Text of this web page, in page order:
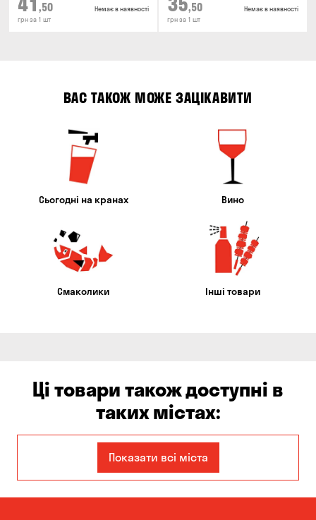
,50
грн за 1 шт
Немає в наявності ,50
грн за 1 шт
Немає в наявності
ВАС ТАКОЖ МОЖЕ ЗАЦІКАВИТИ
Сьогодні на кранах Вино
Смаколики Інші товари
Ці товари також доступні в
таких містах:
Єлизаветівка
Авангард Бабурка
Показати всі міста